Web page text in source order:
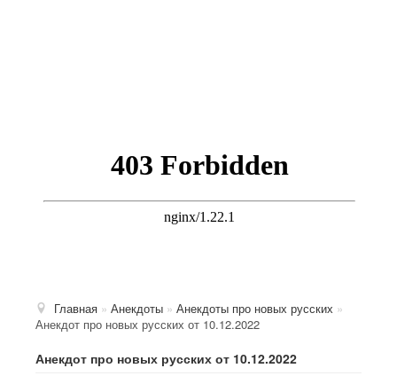
Главная » Анекдоты » Анекдоты про новых русских »
Анекдот про новых русских от 10.12.2022
Анекдот про новых русских от 10.12.2022